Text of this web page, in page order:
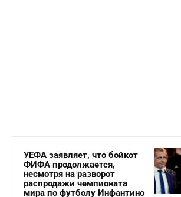
УЕФА заявляет, что бойкот
ФИФА продолжается,
несмотря на разворот
распродажи чемпионата
мира по футболу Инфантино